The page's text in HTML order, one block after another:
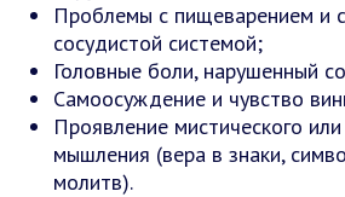
Проблемы с пищеварением и
сосудистой системой;
Головные боли, нарушенный
Самоосуждение и чувство
Проявление мистического или
мышления (вера в знаки,
молитв).